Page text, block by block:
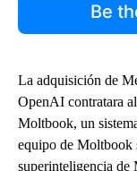
Be
La adquisición de
OpenAI contratara
Moltbook, un
equipo de Moltbook
superinteligencia de